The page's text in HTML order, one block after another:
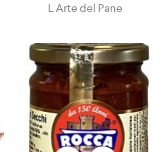
L Arte del Pane